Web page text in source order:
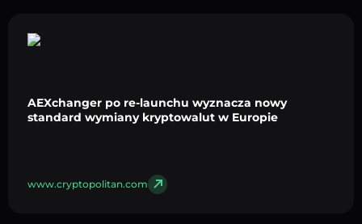
AEXchanger po re-launchu wyznacza nowy
standard wymiany kryptowalut w Europie
www.cryptopolitan.com